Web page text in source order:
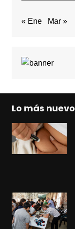
« Ene Mar »
Lo más nuevo